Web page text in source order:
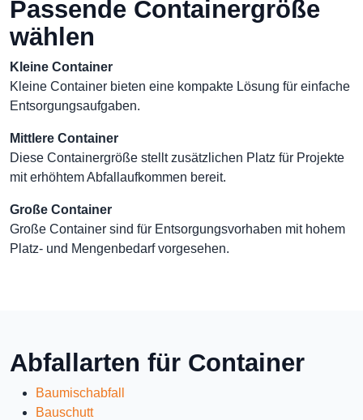
Passende Containergröße
wählen
Kleine Container
Kleine Container bieten eine kompakte Lösung für einfache
Entsorgungsaufgaben.
Mittlere Container
Diese Containergröße stellt zusätzlichen Platz für Projekte
mit erhöhtem Abfallaufkommen bereit.
Große Container
Große Container sind für Entsorgungsvorhaben mit hohem
Platz- und Mengenbedarf vorgesehen.
Abfallarten für Container
Baumischabfall
Bauschutt